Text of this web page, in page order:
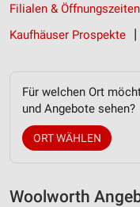
Filialen &
Kaufhäuser Prospekte
Für welchen Ort
und Angebote sehen?
ORT WÄHLEN
Woolworth